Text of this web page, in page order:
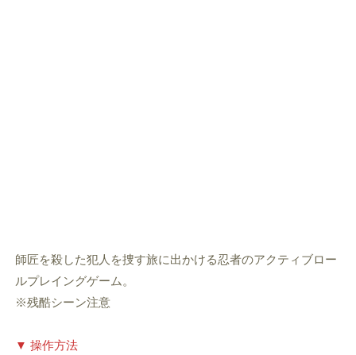
師匠を殺した犯人を捜す旅に出かける忍者のアクティブロー
ルプレイングゲーム。
※残酷シーン注意
▼ 操作方法